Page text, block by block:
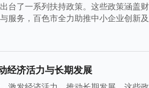
台了一系列扶持政策。这些政策涵盖
服务，百色市全力助推中小企业创新
经济活力与长期发展